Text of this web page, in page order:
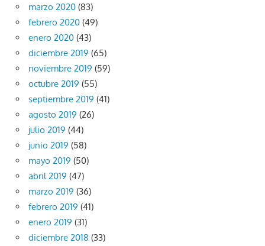
marzo 2020 (83)
febrero 2020 (49)
enero 2020 (43)
diciembre 2019 (65)
noviembre 2019 (59)
octubre 2019 (55)
septiembre 2019 (41)
agosto 2019 (26)
julio 2019 (44)
junio 2019 (58)
mayo 2019 (50)
abril 2019 (47)
marzo 2019 (36)
febrero 2019 (41)
enero 2019 (31)
diciembre 2018 (33)